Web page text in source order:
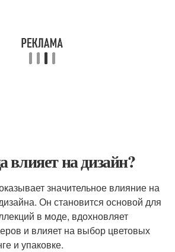
влияет на дизайн?
значительное влияние на
Он становится основой для
в моде, вдохновляет
и влияет на выбор цветовых
и упаковке.